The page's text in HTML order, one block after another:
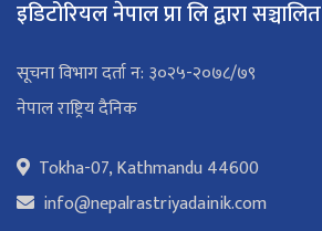
इडिटोरियल नेपाल प्रा लि द्वारा सञ्चालित
सूचना विभाग दर्ता न: ३०२५-२०७८/७९
नेपाल राष्ट्रिय दैनिक
Tokha-07, Kathmandu 44600
info@nepalrastriyadainik.com